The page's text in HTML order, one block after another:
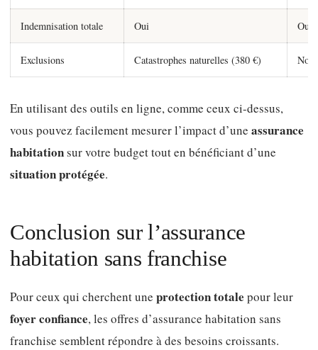
Indemnisation totale Oui Oui
Exclusions Catastrophes naturelles (380 €) Non
En utilisant des outils en ligne, comme ceux ci-dessus,
vous pouvez facilement mesurer l’impact d’une assurance
habitationsur votre budget tout en bénéficiant d’une
situation protégée.
Conclusion sur l’assurance
habitation sans franchise
Pour ceux qui cherchent une protection totale pour leur
foyer confiance, les offres d’assurance habitation sans
franchise semblent répondre à des besoins croissants.